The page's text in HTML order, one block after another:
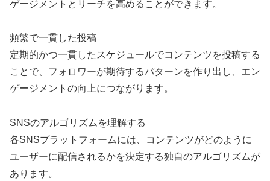
ゲージメントとリーチを高めることができます。
頻繁で一貫した投稿
定期的かつ一貫したスケジュールでコンテンツを投稿する
ことで、フォロワーが期待するパターンを作り出し、エン
ゲージメントの向上につながります。
SNSのアルゴリズムを理解する
各SNSプラットフォームには、コンテンツがどのように
ユーザーに配信されるかを決定する独自のアルゴリズムが
あります。